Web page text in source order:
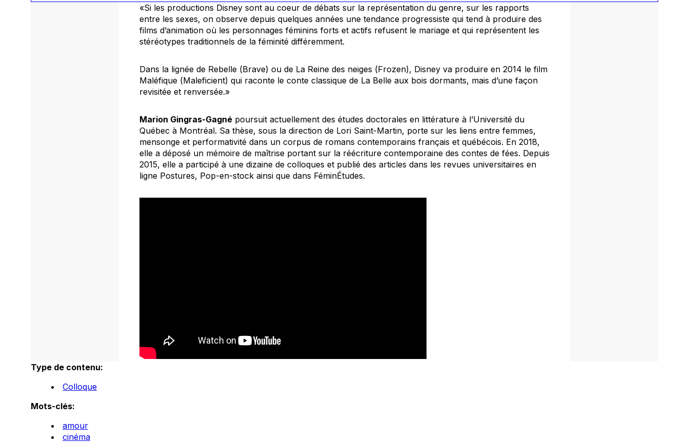
«Si les productions Disney sont au coeur de débats sur la représentation du genre, sur les rapports
entre les sexes, on observe depuis quelques années une tendance progressiste qui tend à produire des
films d’animation où les personnages féminins forts et actifs refusent le mariage et qui représentent les
stéréotypes traditionnels de la féminité différemment.
Dans la lignée de Rebelle (Brave) ou de La Reine des neiges (Frozen), Disney va produire en 2014 le film
Maléfique (Maleficient) qui raconte le conte classique de La Belle aux bois dormants, mais d’une façon
revisitée et renversée.»
Marion Gingras-Gagné poursuit actuellement des études doctorales en littérature à l’Université du
Québec à Montréal. Sa thèse, sous la direction de Lori Saint-Martin, porte sur les liens entre femmes,
mensonge et performativité dans un corpus de romans contemporains français et québécois. En 2018,
elle a déposé un mémoire de maîtrise portant sur la réécriture contemporaine des contes de fées. Depuis
2015, elle a participé à une dizaine de colloques et publié des articles dans les revues universitaires en
ligne Postures, Pop-en-stock ainsi que dans FéminÉtudes.
Type de contenu:
Colloque
Mots-clés:
amour
cinéma